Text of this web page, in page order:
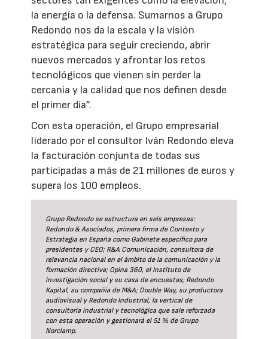
la energía o la defensa. Sumarnos a Grupo
Redondo nos da la escala y la visión
estratégica para seguir creciendo, abrir
nuevos mercados y afrontar los retos
tecnológicos que vienen sin perder la
cercanía y la calidad que nos definen desde
el primer día”.
Con esta operación, el Grupo empresarial
liderado por el consultor Iván Redondo eleva
la facturación conjunta de todas sus
participadas a más de 21 millones de euros y
supera los 100 empleos.
Grupo Redondo se estructura en seis empresas:
Redondo & Asociados, primera firma de Contexto y
Estrategia en España como Gabinete específico para
presidentes y CEO; R&A Comunicación, consultora de
relevancia nacional en el ámbito de la comunicación y la
formación directiva; Opina 360, el Instituto de
investigación social y su casa de encuestas; Redondo
Kapital, su compañía de M&A; Double Way, su productora
audiovisual y Redondo Industrial, la vertical de
consultoría industrial y tecnológica que sale reforzada
con esta operación y gestionará el 51 % de Grupo
Norclamp.